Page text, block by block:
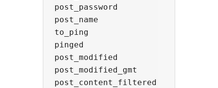
post_password
post_name
to_ping
pinged
post_modified
post_modified_gmt
post_content_filtered